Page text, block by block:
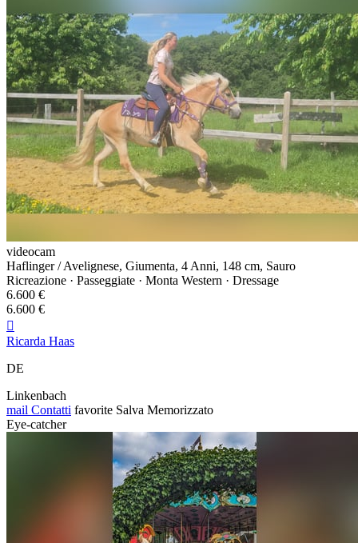
videocam
Haflinger / Avelignese, Giumenta, 4 Anni, 148 cm, Sauro
Ricreazione · Passeggiate · Monta Western · Dressage
6.600 €
6.600 €

Ricarda Haas
DE
Linkenbach
mail Contatti favorite Salva Memorizzato
Eye-catcher